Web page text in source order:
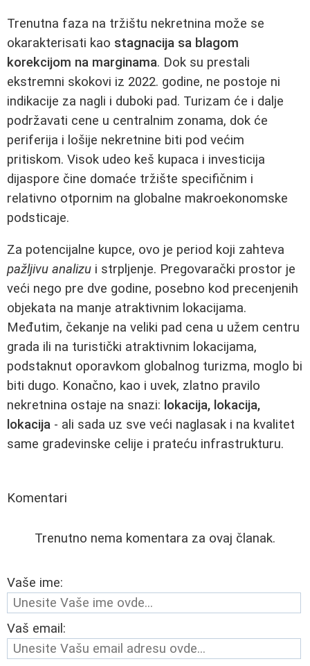
Trenutna faza na tržištu nekretnina može se
okarakterisati kao stagnacija sa blagom
korekcijom na marginama. Dok su prestali
ekstremni skokovi iz 2022. godine, ne postoje ni
indikacije za nagli i duboki pad. Turizam će i dalje
podržavati cene u centralnim zonama, dok će
periferija i lošije nekretnine biti pod većim
pritiskom. Visok udeo keš kupaca i investicija
dijaspore čine domaće tržište specifičnim i
relativno otpornim na globalne makroekonomske
podsticaje.
Za potencijalne kupce, ovo je period koji zahteva
pažljivu analizu i strpljenje. Pregovarački prostor je
veći nego pre dve godine, posebno kod precenjenih
objekata na manje atraktivnim lokacijama.
Međutim, čekanje na veliki pad cena u užem centru
grada ili na turistički atraktivnim lokacijama,
podstaknut oporavkom globalnog turizma, moglo bi
biti dugo. Konačno, kao i uvek, zlatno pravilo
nekretnina ostaje na snazi: lokacija, lokacija,
lokacija - ali sada uz sve veći naglasak i na kvalitet
same gradevinske celije i prateću infrastrukturu.
Komentari
Trenutno nema komentara za ovaj članak.
Vaše ime:
Vaš email: